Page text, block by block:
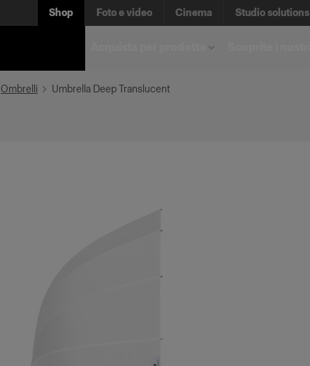
Shop Foto e video Cinema Studio solutions
Ombrelli Umbrella Deep Translucent